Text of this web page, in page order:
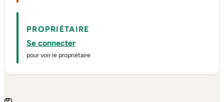
PROPRIÉTAIRE
Se connecter
pour voir le propriétaire